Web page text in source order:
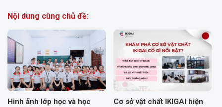
Nội dung cùng chủ đề:
Hình ảnh lớp học và học
Cơ sở vật chất IKIGAI hiện